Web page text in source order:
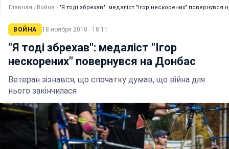
Главная › Война › "Я тоді збрехав": медаліст "Ігор нескорених" повернувся
ВОЙНА 18 ноября 2018 · 18:11
"Я тоді збрехав": медаліст "Ігор
нескорених" повернувся на Донбас
Ветеран зізнався, що спочатку думав, що війна для
нього закінчилася